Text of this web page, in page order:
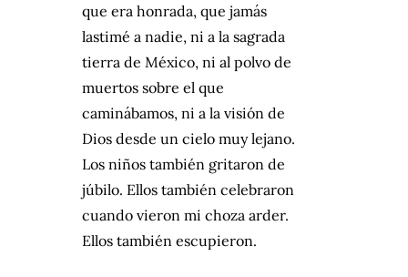
que era honrada, que jamás
lastimé a nadie, ni a la sagrada
tierra de México, ni al polvo de
muertos sobre el que
caminábamos, ni a la visión de
Dios desde un cielo muy lejano.
Los niños también gritaron de
júbilo. Ellos también celebraron
cuando vieron mi choza arder.
Ellos también escupieron.